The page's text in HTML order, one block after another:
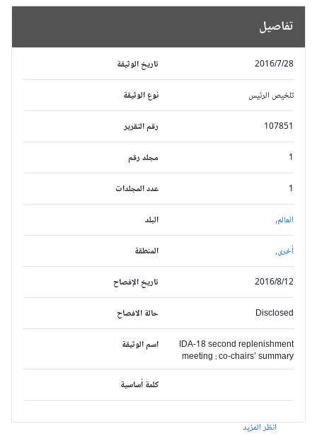
تفاصيل
تاريخ الوثيقة 2016/7/28
نوع الوثيقة تلخيص الرئيس
رقم التقرير 107851
مجلد رقم
عدد المجلدات
البلد العالم,
المنطقة أخرى,
تاريخ الإفصاح 2016/8/12
حالة الافصاح Disclosed
اسم الوثيقة
IDA-18 second replenishment
meeting : co-chairs’ summary
كلمة أساسية
انظر المزيد